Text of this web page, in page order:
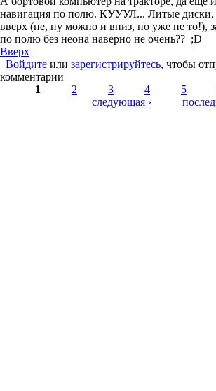
навигация по полю. КУУУЛ... Литые диски,
вверх (не, ну можно и вниз, но уже не то!),
по полю без неона наверно не очень?? ;D
Вверх
Войдите или зарегистрируйтесь, чтобы
комментарии
Страницы
1 2 3 4 5
следующая ›